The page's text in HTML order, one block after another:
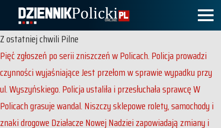
Z ostatniej chwiliPilne
Pięć zgłoszeń po serii zniszczeń w Policach. Policja prowadzi
czynności wyjaśniająceJest przełom w sprawie wypadku przy
ul. Wyszyńskiego. Policja ustaliła i przesłuchała sprawcęW
Policach grasuje wandal. Niszczy sklepowe rolety, samochody i
znaki drogoweDziałacze Nowej Nadziei zapowiadają zmiany i